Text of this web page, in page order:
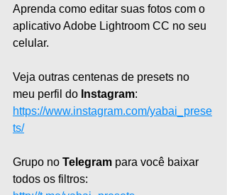
Aprenda como editar suas fotos com o
aplicativo Adobe Lightroom CC no seu
celular.
Veja outras centenas de presets no
meu perfil do Instagram:
https://www.instagram.com/yabai_prese
ts/
Grupo no Telegram para você baixar
todos os filtros: